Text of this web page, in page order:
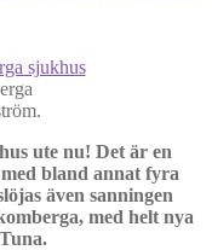
ute nu! Det är en
bland annat fyra
även sanningen
med helt nya